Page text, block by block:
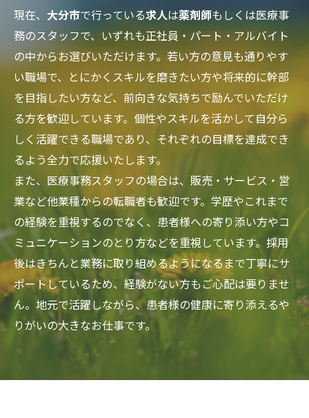
現在、 大分市で行っている求人は薬剤師もしくは医療事
務のスタッフで、いずれも正社員・パート・アルバイト
の中からお選びいただけます。若い方の意見も通りやす
い職場で、とにかくスキルを磨きたい方や将来的に幹部
を目指したい方など、前向きな気持ちで励んでいただけ
る方を歓迎しています。個性やスキルを活かして自分ら
しく活躍できる職場であり、それぞれの目標を達成でき
るよう全力で応援いたします。
また、医療事務スタッフの場合は、販売・サービス・営
業など他業種からの転職者も歓迎です。学歴やこれまで
の経験を重視するのでなく、患者様への寄り添い方やコ
ミュニケーションのとり方などを重視しています。採用
後はきちんと業務に取り組めるようになるまで丁寧にサ
ポートしているため、経験がない方もご心配は要りませ
ん。地元で活躍しながら、患者様の健康に寄り添えるや
りがいの大きなお仕事です。